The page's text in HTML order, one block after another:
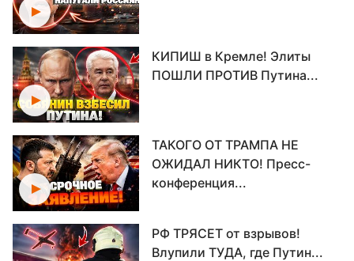
КИПИШ в Кремле! Элиты
ПОШЛИ ПРОТИВ Путина...
ТАКОГО ОТ ТРАМПА НЕ
ОЖИДАЛ НИКТО! Пресс-
конференция...
РФ ТРЯСЕТ от взрывов!
Влупили ТУДА, где Путин...